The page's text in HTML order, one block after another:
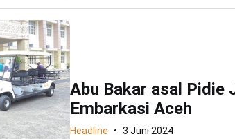
Abu Bakar asal Pidie
Embarkasi Aceh
Headline
3 Juni 2024